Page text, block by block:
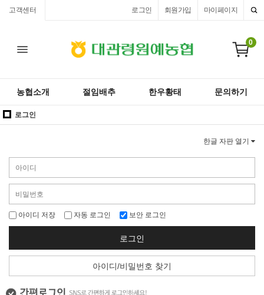
고객센터 마이페이지
회원가입
로그인
0
농협소개 절임배추 한우황태 문의하기
로그인
한글 자판 열기
아이디 저장 자동 로그인 보안 로그인
로그인
아이디/비밀번호 찾기